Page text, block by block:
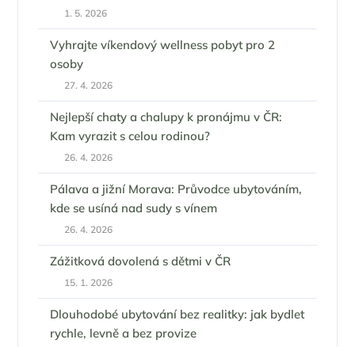
1. 5. 2026
Vyhrajte víkendový wellness pobyt pro 2
osoby
27. 4. 2026
Nejlepší chaty a chalupy k pronájmu v ČR:
Kam vyrazit s celou rodinou?
26. 4. 2026
Pálava a jižní Morava: Průvodce ubytováním,
kde se usíná nad sudy s vínem
26. 4. 2026
Zážitková dovolená s dětmi v ČR
15. 1. 2026
Dlouhodobé ubytování bez realitky: jak bydlet
rychle, levně a bez provize